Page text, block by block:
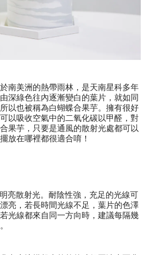
南美洲的熱帶雨林，是天南星科多年
深綠色往內逐漸變白的葉片，就如同
以也被稱為白蝴蝶合果芋。擁有很好
以吸收空氣中的二氧化碳以甲醛，對
果芋，只要是通風的散射光處都可以
放在哪裡都很適合唷！
亮散射光。耐陰性強， 充足的光線可
亮，若長時間光線不足，葉片的色澤
光線都來自同一方向時，建議每隔幾